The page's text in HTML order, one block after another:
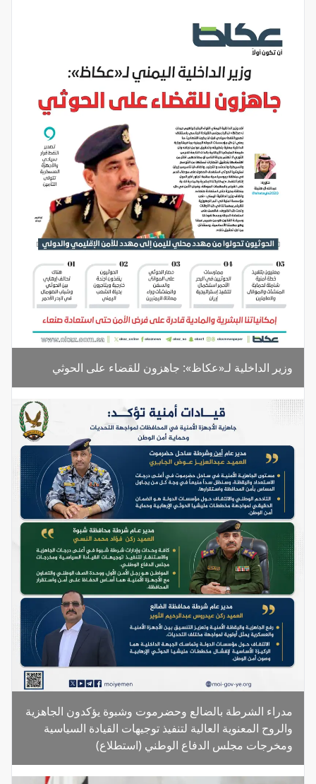
وزير الداخلية لـ«عكاظ»: جاهزون للقضاء على الحوثي
مدراء الشرطة بالضالع وحضرموت وشبوة يؤكدون الجاهزية
والروح المعنوية العالية لتنفيذ توجيهات القيادة السياسية
ومخرجات مجلس الدفاع الوطني (استطلاع)